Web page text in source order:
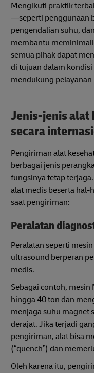
Mengikuti praktik
—seperti penggunaan
pengendalian suhu,
membantu
semua pihak dapat
di tujuan dalam
mendukung pelayanan
Jenis-jenis alat
secara
Pengiriman alat
berbagai jenis
fungsinya tetap
alat medis beserta
saat pengiriman:
Peralatan
Peralatan seperti
ultrasound berperan
medis.
Sebagai contoh,
hingga 40 ton dan
menjaga suhu magnet
derajat. Jika terjadi
pengiriman, alat bisa
(“quench”) dan
Oleh karena itu,